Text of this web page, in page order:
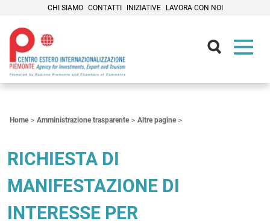
CHI SIAMO CONTATTI INIZIATIVE LAVORA CON NOI
Home Amministrazione trasparente Altre pagine
RICHIESTA DI
MANIFESTAZIONE DI
INTERESSE PER